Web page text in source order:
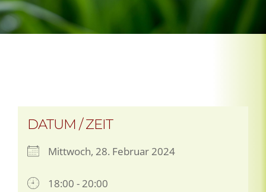
DATUM / ZEIT
Mittwoch, 28. Februar 2024
18:00 - 20:00